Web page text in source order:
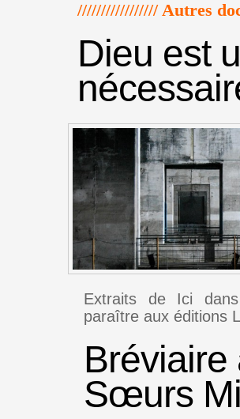
///////////////// Autres
Dieu est
Extraits de Ici
paraître aux éditions
Bréviaire
Sœurs